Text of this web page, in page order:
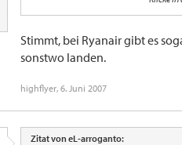
Die Verfügbarkeit in den
subtil zu erhöhen..
Der Wellensittich
In die Kasse des Staates - noch ist die
Klicke in
Nur landen die "Taxes" meistens nicht -
Stimmt, bei Ryanair gibt es
sonstwo landen.
highflyer, 6. Juni 2007
Zitat von eL-arroganto: